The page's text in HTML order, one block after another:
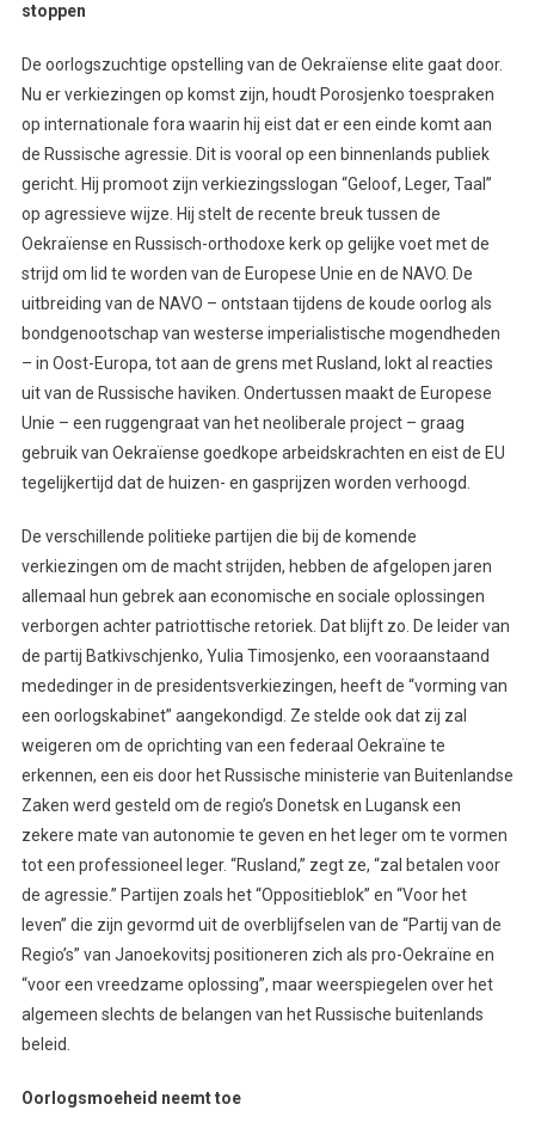
stoppen
De oorlogszuchtige opstelling van de Oekraïense elite gaat door.
Nu er verkiezingen op komst zijn, houdt Porosjenko toespraken
op internationale fora waarin hij eist dat er een einde komt aan
de Russische agressie. Dit is vooral op een binnenlands publiek
gericht. Hij promoot zijn verkiezingsslogan “Geloof, Leger, Taal”
op agressieve wijze. Hij stelt de recente breuk tussen de
Oekraïense en Russisch-orthodoxe kerk op gelijke voet met de
strijd om lid te worden van de Europese Unie en de NAVO. De
uitbreiding van de NAVO – ontstaan tijdens de koude oorlog als
bondgenootschap van westerse imperialistische mogendheden
– in Oost-Europa, tot aan de grens met Rusland, lokt al reacties
uit van de Russische haviken. Ondertussen maakt de Europese
Unie – een ruggengraat van het neoliberale project – graag
gebruik van Oekraïense goedkope arbeidskrachten en eist de EU
tegelijkertijd dat de huizen- en gasprijzen worden verhoogd.
De verschillende politieke partijen die bij de komende
verkiezingen om de macht strijden, hebben de afgelopen jaren
allemaal hun gebrek aan economische en sociale oplossingen
verborgen achter patriottische retoriek. Dat blijft zo. De leider van
de partij Batkivschjenko, Yulia Timosjenko, een vooraanstaand
mededinger in de presidentsverkiezingen, heeft de “vorming van
een oorlogskabinet” aangekondigd. Ze stelde ook dat zij zal
weigeren om de oprichting van een federaal Oekraïne te
erkennen, een eis door het Russische ministerie van Buitenlandse
Zaken werd gesteld om de regio’s Donetsk en Lugansk een
zekere mate van autonomie te geven en het leger om te vormen
tot een professioneel leger. “Rusland,” zegt ze, “zal betalen voor
de agressie.” Partijen zoals het “Oppositieblok” en “Voor het
leven” die zijn gevormd uit de overblijfselen van de “Partij van de
Regio’s” van Janoekovitsj positioneren zich als pro-Oekraïne en
“voor een vreedzame oplossing”, maar weerspiegelen over het
algemeen slechts de belangen van het Russische buitenlands
beleid.
Oorlogsmoeheid neemt toe